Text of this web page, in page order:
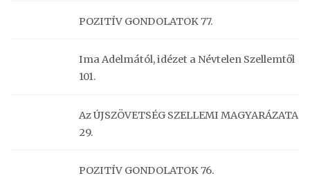
POZITÍV GONDOLATOK 77.
Ima Adelmától, idézet a Névtelen Szellemtől
101.
Az ÚJSZÖVETSÉG SZELLEMI MAGYARÁZATA
29.
POZITÍV GONDOLATOK 76.